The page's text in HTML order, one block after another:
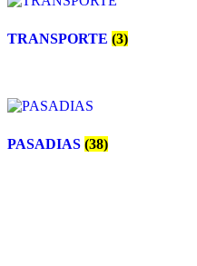
TRANSPORTE (3)
PASADIAS (38)